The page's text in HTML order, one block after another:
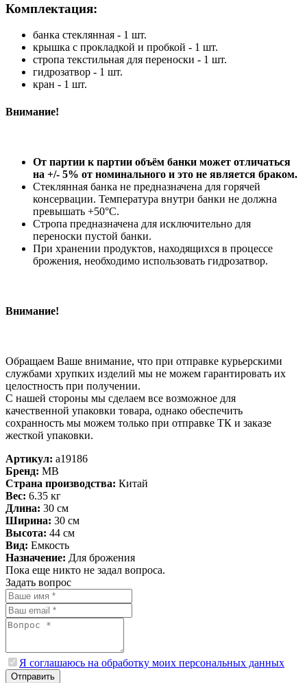
Комплектация:
банка стеклянная - 1 шт.
крышка с прокладкой и пробкой - 1 шт.
стропа текстильная для переноски - 1 шт.
гидрозатвор - 1 шт.
кран - 1 шт.
Внимание!
От партии к партии объём банки может отличаться
на +/- 5% от номинального и это не является браком.
Стеклянная банка не предназначена для горячей
консервации. Температура внутри банки не должна
превышать +50°C.
Стропа предназначена для исключительно для
переноски пустой банки.
При хранении продуктов, находящихся в процессе
брожения, необходимо использовать гидрозатвор.
Внимание!
Обращаем Ваше внимание, что при отправке курьерскими
службами хрупких изделий мы не можем гарантировать их
целостность при получении.
С нашей стороны мы сделаем все возможное для
качественной упаковки товара, однако обеспечить
сохранность мы можем только при отправке ТК и заказе
жесткой упаковки.
Артикул: a19186
Бренд: MB
Страна производства: Китай
Вес: 6.35 кг
Длина: 30 см
Ширина: 30 см
Высота: 44 см
Вид: Емкость
Назначение: Для брожения
Пока еще никто не задал вопроса.
Задать вопрос
Я соглашаюсь на обработку моих персональных данных
Отправить